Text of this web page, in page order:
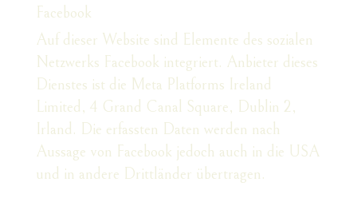
Facebook
Auf dieser Website sind Elemente des sozialen
Netzwerks Facebook integriert. Anbieter dieses
Dienstes ist die Meta Platforms Ireland
Limited, 4 Grand Canal Square, Dublin 2,
Irland. Die erfassten Daten werden nach
Aussage von Facebook jedoch auch in die USA
und in andere Drittländer übertragen.